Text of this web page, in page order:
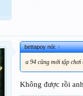
bettapoy nói:↑
a 94 cũng mới tập
Không được rồi